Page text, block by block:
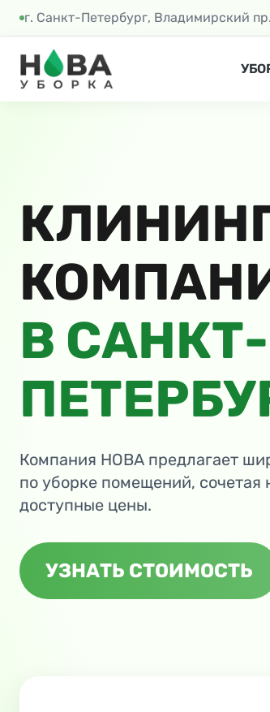
г. Санкт-Петербург, Владимирский
В САНКТ-
Компания НОВА предлагает
по уборке помещений, сочетая
доступные цены.
УЗНАТЬ СТОИМОСТЬ